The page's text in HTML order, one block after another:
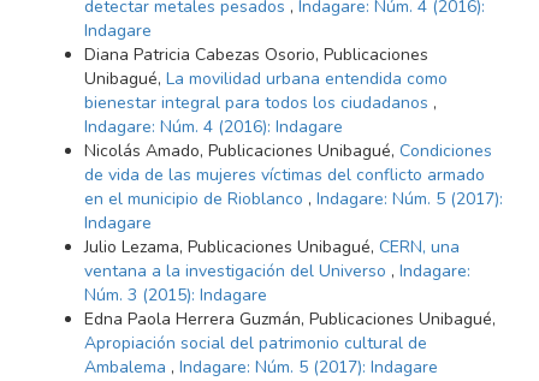
detectar metales pesados , Indagare: Núm. 4 (2016):
Indagare
Diana Patricia Cabezas Osorio, Publicaciones
Unibagué, La movilidad urbana entendida como
bienestar integral para todos los ciudadanos ,
Indagare: Núm. 4 (2016): Indagare
Nicolás Amado, Publicaciones Unibagué, Condiciones
de vida de las mujeres víctimas del conflicto armado
en el municipio de Rioblanco , Indagare: Núm. 5 (2017):
Indagare
Julio Lezama, Publicaciones Unibagué, CERN, una
ventana a la investigación del Universo , Indagare:
Núm. 3 (2015): Indagare
Edna Paola Herrera Guzmán, Publicaciones Unibagué,
Apropiación social del patrimonio cultural de
Ambalema , Indagare: Núm. 5 (2017): Indagare